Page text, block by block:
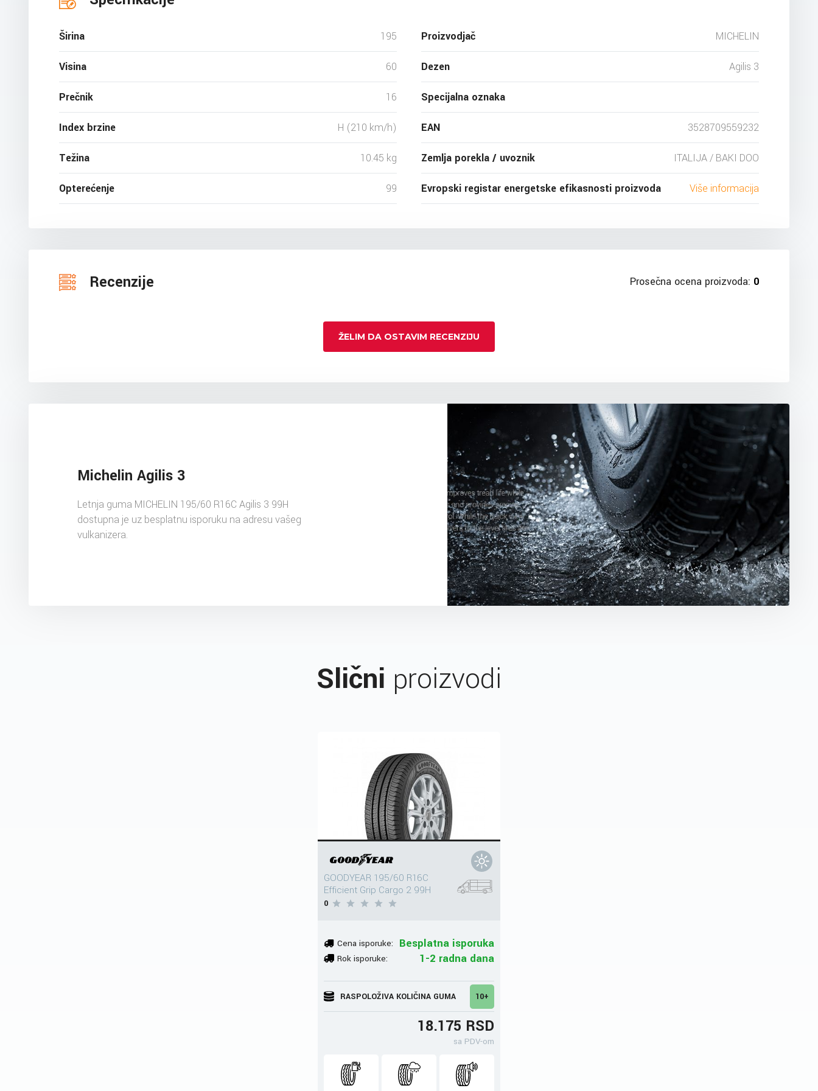
Širina 195
Visina 60
Prečnik 16
Index brzine H (210 km/h)
Težina 10.45 kg
Opterećenje 99
Proizvodjač MICHELIN
Dezen Agilis 3
Specijalna oznaka
EAN 3528709559232
Zemlja porekla / uvoznik ITALIJA / BAKI DOO
Evropski registar energetske efikasnosti proizvoda Više informacija
Recenzije Prosečna ocena proizvoda: 0
ŽELIM DA OSTAVIM RECENZIJU
Michelin Agilis 3
Letnja guma MICHELIN 195/60 R16C Agilis 3 99H
dostupna je uz besplatnu isporuku na adresu vašeg
vulkanizera.
Slični proizvodi
GOODYEAR 195/60 R16C
Efficient Grip Cargo 2 99H
0
Cena isporuke: Besplatna isporuka
Rok isporuke: 1-2 radna dana
RASPOLOŽIVA KOLIČINA GUMA 10+
18.175 RSD
sa PDV-om